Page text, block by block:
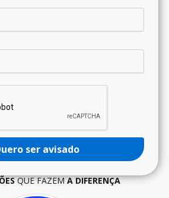
ser avisado
QUE FAZEMA DIFERENÇA